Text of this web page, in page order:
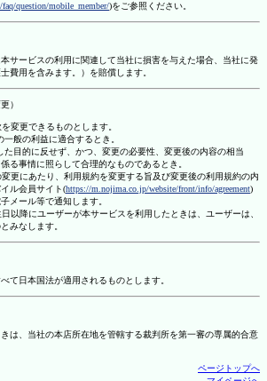
question/mobile_member/)をご参照ください。
サービスの利用に関連して当社に損害を与えた場合、当社に発
費用を含みます。）を賠償します。
）
変更できるものとします。
般の利益に適合するとき。
た目的に反せず、かつ、変更の必要性、変更後の内容の相当
る事情に照らして合理的なものであるとき。
更にあたり、利用規約を変更する旨及び変更後の利用規約の内
ル会員サイト(https://m.nojima.co.jp/website/front/info/agreement)
メール等で通知します。
以降にユーザーが本サービスを利用したときは、ユーザーは、
みなします。
て日本国法が適用されるものとします。
は、当社の本店所在地を管轄する裁判所を第一審の専属的合意
ページトップへ